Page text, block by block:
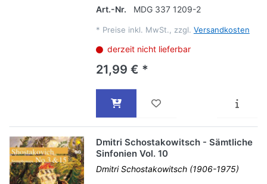
Art.-Nr. MDG 337 1209-2
* Preise inkl. MwSt., zzgl. Versandkosten
derzeit nicht lieferbar
21,99 € *
Dmitri Schostakowitsch - Sämtliche
Sinfonien Vol. 10
Dmitri Schostakowitsch (1906-1975)